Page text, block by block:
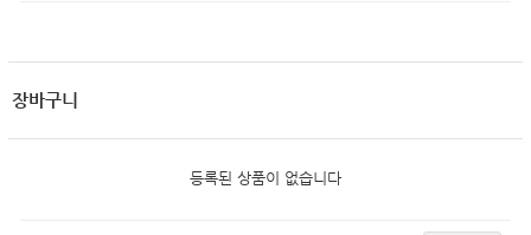
장바구니
등록된 상품이 없습니다